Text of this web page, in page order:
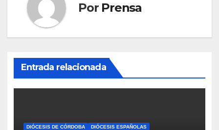
Por Prensa
Entrada relacionada
DIÓCESIS DE CÓRDOBA DIÓCESIS ESPAÑOLAS